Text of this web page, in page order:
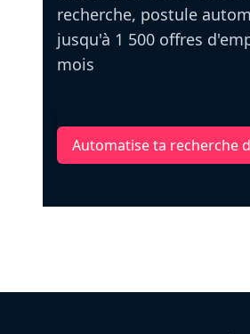
recherche, postule
jusqu'à 1 500 offres
mois
Automatise ta recherche